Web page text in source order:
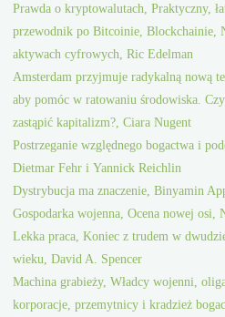
Prawda o kryptowalutach, Praktyczny,
przewodnik po Bitcoinie, Blockchainie,
aktywach cyfrowych, Ric Edelman
Amsterdam przyjmuje radykalną nową
aby pomóc w ratowaniu środowiska.
zastąpić kapitalizm?, Ciara Nugent
Postrzeganie względnego bogactwa i
Dietmar Fehr i Yannick Reichlin
Dystrybucja ma znaczenie, Binyamin
Gospodarka wojenna, Ocena nowej osi,
Lekka praca, Koniec z trudem w
wieku, David A. Spencer
Machina grabieży, Władcy wojenni,
korporacje, przemytnicy i kradzież